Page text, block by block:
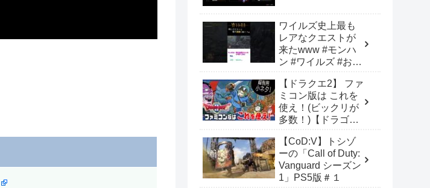
に/橘ひなの/あかり
ん/蝶屋はなび/ぶい
すぽ】
ワイルズ史上最も
レアなクエストが
来たwww #モンハ
ン #ワイルズ #おも
【ドラクエ2】 ファ
ミコン版は これを
使え！(ビックリが
多数！)【ドラゴン
なのに3人にいるバ
グ技等！
【CoD:V】トシゾ
ーの「Call of Duty:
Vanguard シーズン
1」PS5版＃１